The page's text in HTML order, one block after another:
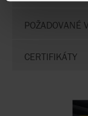
POŽADOVANÉ
CERTIFIKÁTY